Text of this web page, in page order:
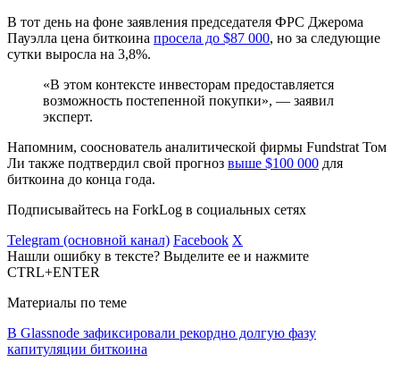
В тот день на фоне заявления председателя ФРС Джерома
Пауэлла цена биткоина просела до $87 000, но за следующие
сутки выросла на 3,8%.
«В этом контексте инвесторам предоставляется
возможность постепенной покупки», — заявил
эксперт.
Напомним, сооснователь аналитической фирмы Fundstrat Том
Ли также подтвердил свой прогноз выше $100 000 для
биткоина до конца года.
Подписывайтесь на ForkLog в социальных сетях
Telegram (основной канал) Facebook X
Нашли ошибку в тексте? Выделите ее и нажмите
CTRL+ENTER
Материалы по теме
В Glassnode зафиксировали рекордно долгую фазу
капитуляции биткоина